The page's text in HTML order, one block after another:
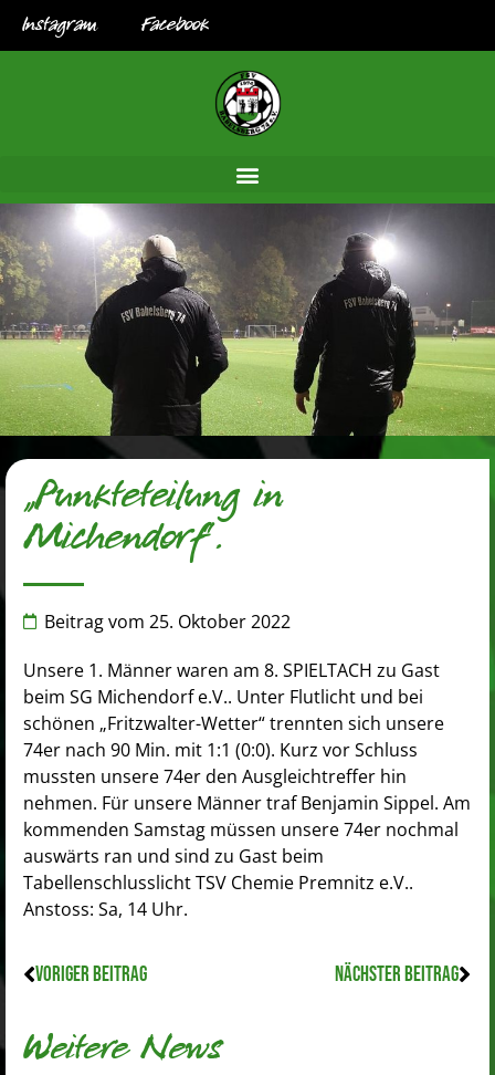
Instagram Facebook
„Punkteteilung in
Michendorf“.
Beitrag vom 25. Oktober 2022
Unsere 1. Männer waren am 8. SPIELTACH zu Gast
beim SG Michendorf e.V.. Unter Flutlicht und bei
schönen „Fritzwalter-Wetter“ trennten sich unsere
74er nach 90 Min. mit 1:1 (0:0). Kurz vor Schluss
mussten unsere 74er den Ausgleichtreffer hin
nehmen. Für unsere Männer traf Benjamin Sippel. Am
kommenden Samstag müssen unsere 74er nochmal
auswärts ran und sind zu Gast beim
Tabellenschlusslicht TSV Chemie Premnitz e.V..
Anstoss: Sa, 14 Uhr.
VORIGER BEITRAG NÄCHSTER BEITRAG
Weitere News